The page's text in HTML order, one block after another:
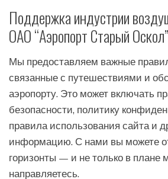
Поддержка индустрии
ОАО “Аэропорт Старый
Мы предоставляем важные
связанные с путешествиями и
аэропорту. Это может включать
безопасности, политику
правила использования сайта и
информацию. С нами вы можете
горизонты — и не только в плане
направляетесь.